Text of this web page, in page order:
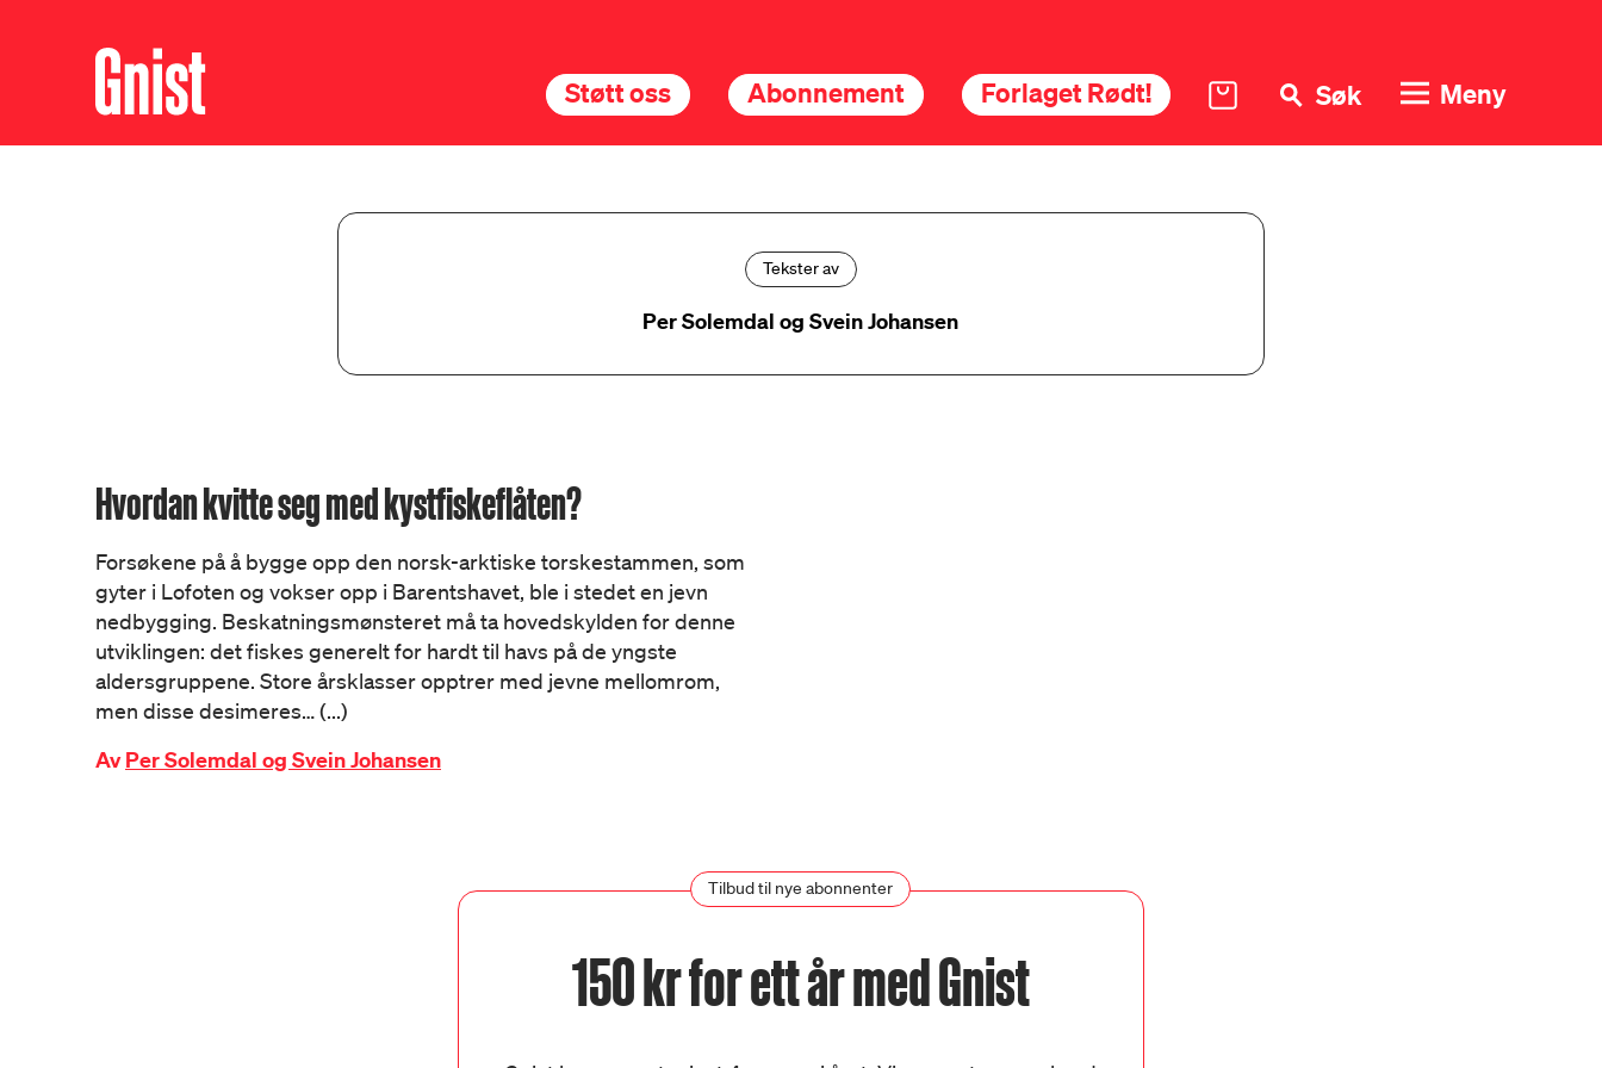
Støtt oss Abonnement Forlaget Rødt! Søk Meny
Tekster av
Per Solemdal og Svein Johansen
Hvordan kvitte seg med kystfiskeflåten?
Forsøkene på å bygge opp den norsk-arktiske torskestammen, som
gyter i Lofoten og vokser opp i Barentshavet, ble i stedet en jevn
nedbygging. Beskatningsmønsteret må ta hovedskylden for denne
utviklingen: det fiskes generelt for hardt til havs på de yngste
aldersgruppene. Store årsklasser opptrer med jevne mellomrom,
men disse desimeres… (...)
AvPer Solemdal og Svein Johansen
Tilbud til nye abonnenter
150 kr for ett år med Gnist